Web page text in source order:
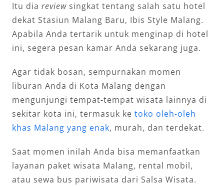
Itu dia reviewsingkat tentang salah satu hotel
dekat Stasiun Malang Baru, Ibis Style Malang.
Apabila Anda tertarik untuk menginap di hotel
ini, segera pesan kamar Anda sekarang juga.
Agar tidak bosan, sempurnakan momen
liburan Anda di Kota Malang dengan
mengunjungi tempat-tempat wisata lainnya di
sekitar kota ini, termasuk ke toko oleh-oleh
khas Malang yang enak, murah, dan terdekat.
Saat momen inilah Anda bisa memanfaatkan
layanan paket wisata Malang, rental mobil,
atau sewa bus pariwisata dari Salsa Wisata.